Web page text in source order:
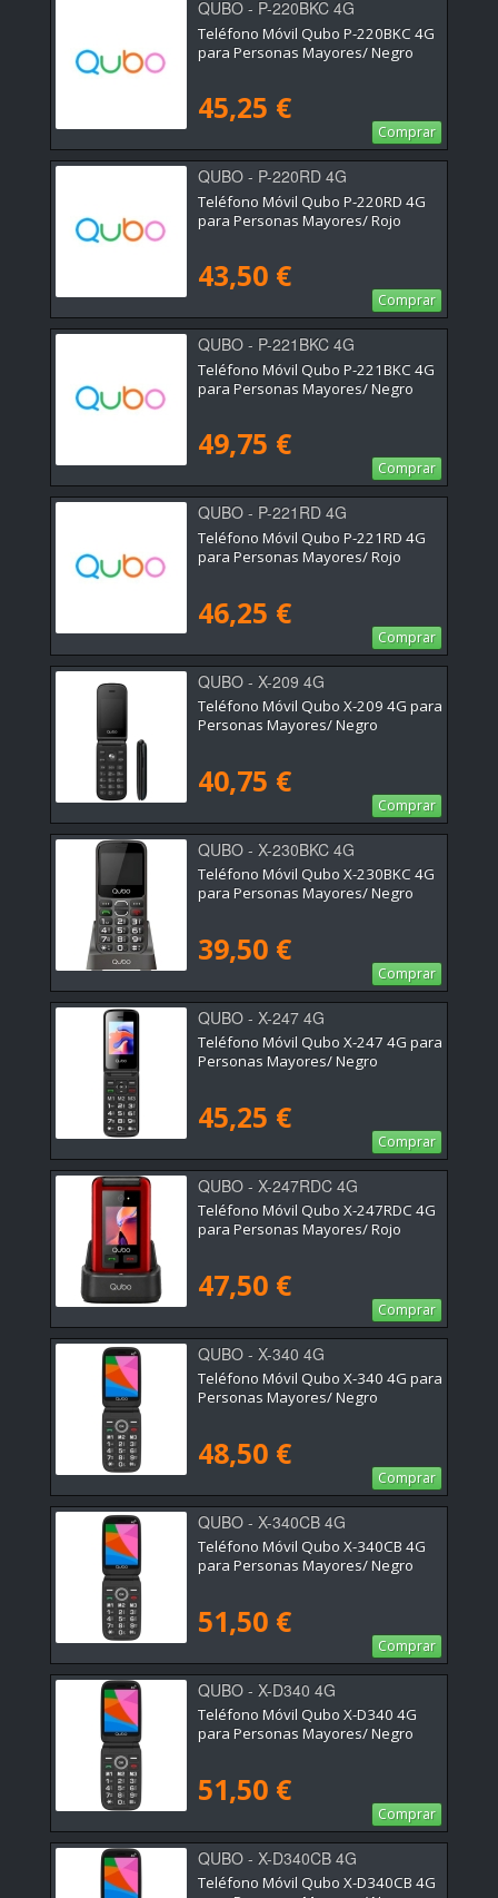
QUBO - P-220BKC 4G
Teléfono Móvil Qubo P-220BKC 4G
para Personas Mayores/ Negro
45,25 €
Comprar
QUBO - P-220RD 4G
Teléfono Móvil Qubo P-220RD 4G
para Personas Mayores/ Rojo
43,50 €
Comprar
QUBO - P-221BKC 4G
Teléfono Móvil Qubo P-221BKC 4G
para Personas Mayores/ Negro
49,75 €
Comprar
QUBO - P-221RD 4G
Teléfono Móvil Qubo P-221RD 4G
para Personas Mayores/ Rojo
46,25 €
Comprar
QUBO - X-209 4G
Teléfono Móvil Qubo X-209 4G para
Personas Mayores/ Negro
40,75 €
Comprar
QUBO - X-230BKC 4G
Teléfono Móvil Qubo X-230BKC 4G
para Personas Mayores/ Negro
39,50 €
Comprar
QUBO - X-247 4G
Teléfono Móvil Qubo X-247 4G para
Personas Mayores/ Negro
45,25 €
Comprar
QUBO - X-247RDC 4G
Teléfono Móvil Qubo X-247RDC 4G
para Personas Mayores/ Rojo
47,50 €
Comprar
QUBO - X-340 4G
Teléfono Móvil Qubo X-340 4G para
Personas Mayores/ Negro
48,50 €
Comprar
QUBO - X-340CB 4G
Teléfono Móvil Qubo X-340CB 4G
para Personas Mayores/ Negro
51,50 €
Comprar
QUBO - X-D340 4G
Teléfono Móvil Qubo X-D340 4G
para Personas Mayores/ Negro
51,50 €
Comprar
QUBO - X-D340CB 4G
Teléfono Móvil Qubo X-D340CB 4G